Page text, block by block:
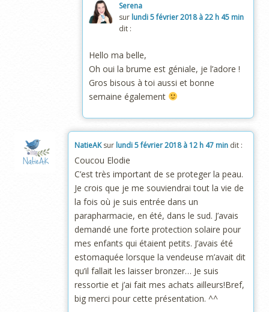
Serena
sur lundi 5 février 2018 à 22 h 45 min
dit :
Hello ma belle,
Oh oui la brume est géniale, je l’adore !
Gros bisous à toi aussi et bonne
semaine également
NatieAKsur lundi 5 février 2018 à 12 h 47 min dit :
Coucou Elodie
C’est très important de se proteger la peau.
Je crois que je me souviendrai tout la vie de
la fois où je suis entrée dans un
parapharmacie, en été, dans le sud. J’avais
demandé une forte protection solaire pour
mes enfants qui étaient petits. J’avais été
estomaquée lorsque la vendeuse m’avait dit
qu’il fallait les laisser bronzer… Je suis
ressortie et j’ai fait mes achats ailleurs!Bref,
big merci pour cette présentation. ^^